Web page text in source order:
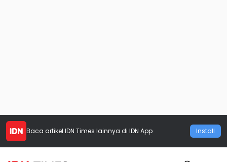
Baca artikel IDN Times lainnya di IDN App Install